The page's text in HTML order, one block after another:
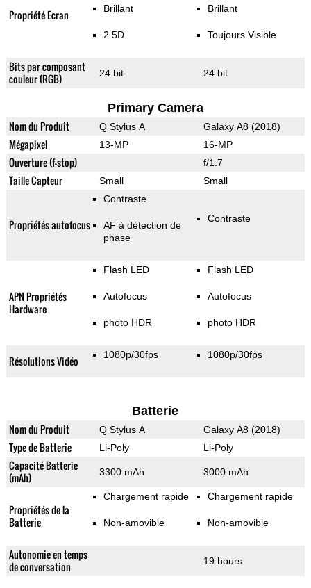
Propriété Ecran Brillant
2.5D
Brillant
Toujours Visible
Bits par composant
couleur (RGB)
24 bit 24 bit
Primary Camera
Nom du Produit Q Stylus A Galaxy A8 (2018)
Mégapixel 13-MP 16-MP
Ouverture (f-stop) f/1.7
Taille Capteur Small Small
Propriétés autofocus
Contraste
AF à détection de
phase
Contraste
APN Propriétés
Hardware
Flash LED
Autofocus
photo HDR
Flash LED
Autofocus
photo HDR
Résolutions Vidéo 1080p/30fps 1080p/30fps
Batterie
Nom du Produit Q Stylus A Galaxy A8 (2018)
Type de Batterie Li-Poly Li-Poly
Capacité Batterie
(mAh)
3300 mAh 3000 mAh
Propriétés de la
Batterie
Chargement rapide
Non-amovible
Chargement rapide
Non-amovible
Autonomie en temps
de conversation
19 hours